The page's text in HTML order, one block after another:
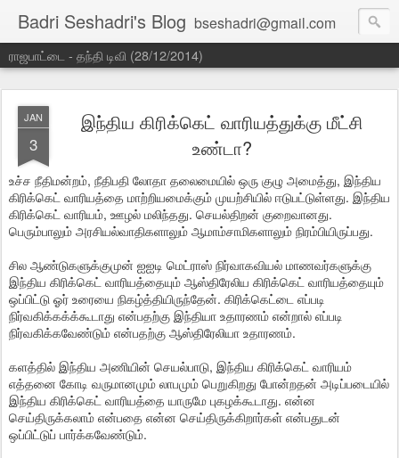
Badri Seshadri's Blog bseshadri@gmail.com
ராஜபாட்டை - தந்தி டிவி (28/12/2014)
JAN
3
இந்திய கிரிக்கெட் வாரியத்துக்கு மீட்சி
உண்டா?
உச்ச நீதிமன்றம், நீதிபதி லோதா தலைமையில் ஒரு குழு அமைத்து, இந்திய
கிரிக்கெட் வாரியத்தை மாற்றியமைக்கும் முயற்சியில் ஈடுபட்டுள்ளது. இந்திய
கிரிக்கெட் வாரியம், ஊழல் மலிந்தது. செயல்திறன் குறைவானது.
பெரும்பாலும் அரசியல்வாதிகளாலும் ஆமாம்சாமிகளாலும் நிரம்பியிருப்பது.
சில ஆண்டுகளுக்குமுன் ஐஐடி மெட்ராஸ் நிர்வாகவியல் மாணவர்களுக்கு
இந்திய கிரிக்கெட் வாரியத்தையும் ஆஸ்திரேலிய கிரிக்கெட் வாரியத்தையும்
ஒப்பிட்டு ஓர் உரையை நிகழ்த்தியிருந்தேன். கிரிக்கெட்டை எப்படி
நிர்வகிக்கக்க்கூடாது என்பதற்கு இந்தியா உதாரணம் என்றால் எப்படி
நிர்வகிக்கவேண்டும் என்பதற்கு ஆஸ்திரேலியா உதாரணம்.
களத்தில் இந்திய அணியின் செயல்பாடு, இந்திய கிரிக்கெட் வாரியம்
எத்தனை கோடி வருமானமும் லாபமும் பெறுகிறது போன்றதன் அடிப்படையில்
இந்திய கிரிக்கெட் வாரியத்தை யாருமே புகழக்கூடாது. என்ன
செய்திருக்கலாம் என்பதை என்ன செய்திருக்கிறார்கள் என்பதுடன்
ஒப்பிட்டுப் பார்க்கவேண்டும்.